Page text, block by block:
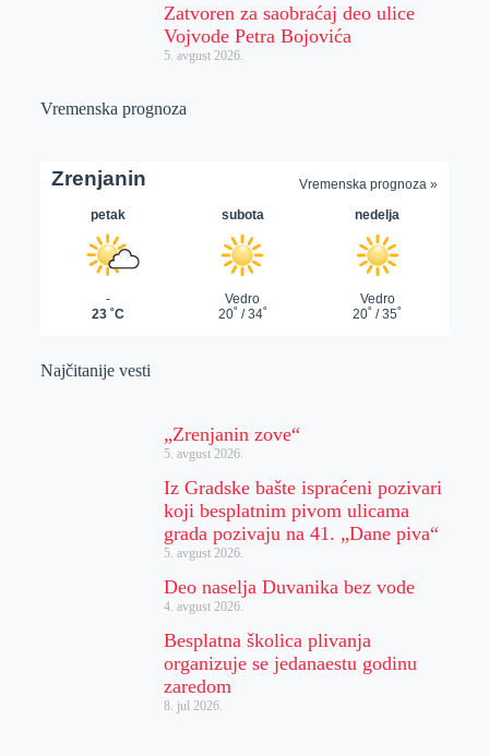
Zatvoren za saobraćaj deo ulice
Vojvode Petra Bojovića
5. avgust 2026.
Vremenska prognoza
Najčitanije vesti
„Zrenjanin zove“
5. avgust 2026.
Iz Gradske bašte ispraćeni pozivari
koji besplatnim pivom ulicama
grada pozivaju na 41. „Dane piva“
5. avgust 2026.
Deo naselja Duvanika bez vode
4. avgust 2026.
Besplatna školica plivanja
organizuje se jedanaestu godinu
zaredom
8. jul 2026.